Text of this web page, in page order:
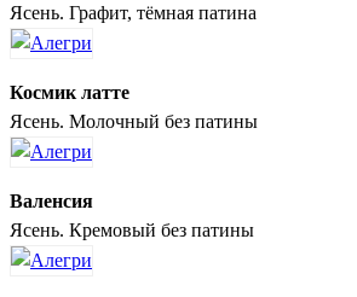
Ясень. Графит, тёмная патина
Космик латте
Ясень. Молочный без патины
Валенсия
Ясень. Кремовый без патины